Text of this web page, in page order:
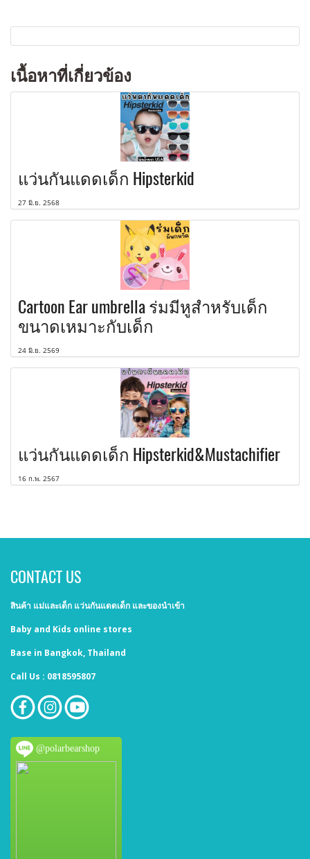
เนื้อหาที่เกี่ยวข้อง
แว่นกันแดดเด็ก Hipsterkid
27 มิ.ย. 2568
Cartoon Ear umbrella ร่มมีหูสำหรับเด็ก
ขนาดเหมาะกับเด็ก
24 มิ.ย. 2569
แว่นกันแดดเด็ก Hipsterkid&Mustachifier
16 ก.พ. 2567
CONTACT US
สินค้า แม่และเด็ก แว่นกันแดดเด็ก และของนำเข้า
Baby and Kids online stores
Base in Bangkok, Thailand
Call Us : 0818595807
@polarbearshop